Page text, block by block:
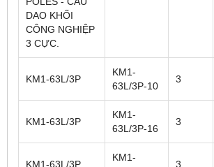
DAO KHỐI
CÔNG NGHIỆP
3 CỰC.
KM1-63L/3P
KM1-
63L/3P-10
3
KM1-63L/3P
KM1-
63L/3P-16
3
KM1-63L/3P
KM1-
3